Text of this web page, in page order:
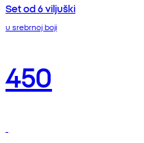
Set od 6 viljuški
u srebrnoj boji
450